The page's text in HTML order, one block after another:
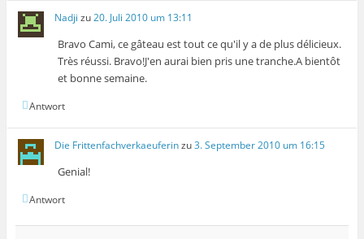
Nadji zu20. Juli 2010 um 13:11
Bravo Cami, ce gâteau est tout ce qu'il y a de plus délicieux.
Très réussi. Bravo!J'en aurai bien pris une tranche.A bientôt
et bonne semaine.
Antwort
Die Frittenfachverkaeuferinzu3. September 2010 um 16:15
Genial!
Antwort